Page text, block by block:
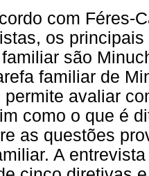
com Féres-
os
são
familiar de
permite avaliar
como o que é
as questões
A